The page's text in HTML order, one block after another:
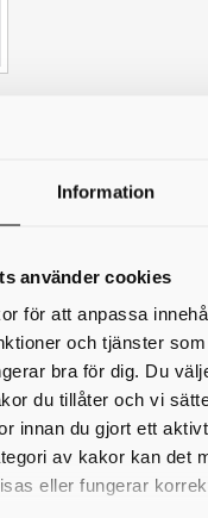
Information
använder cookies
för att anpassa
och tjänster
bra för dig. Du
du tillåter och vi
innan du gjort ett
av kakor kan det
eller fungerar